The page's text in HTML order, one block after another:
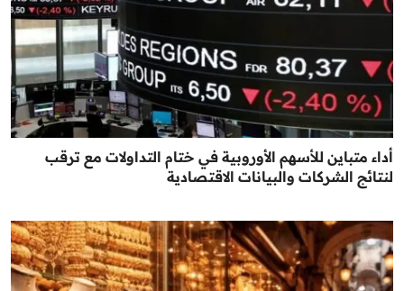
أداء متباين للأسهم الأوروبية في ختام التداولات مع ترقب
لنتائج الشركات والبيانات الاقتصادية